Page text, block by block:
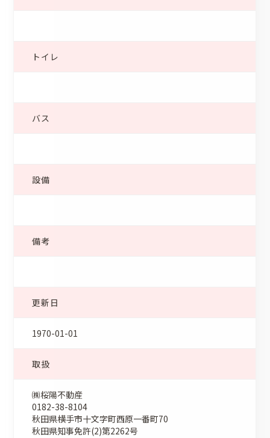
トイレ
バス
設備
備考
更新日
1970-01-01
取扱
㈱桜陽不動産
0182-38-8104
秋田県横手市十文字町西原一番町70
秋田県知事免許(2)第2262号